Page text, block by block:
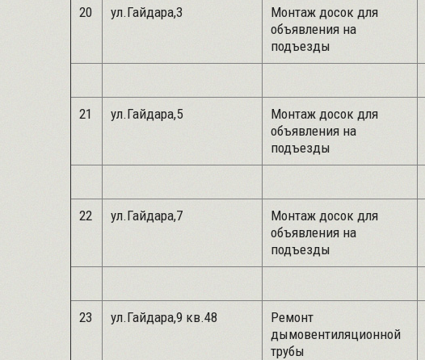
20 ул.Гайдара,3
Монтаж досок для
объявления на
подъезды
21 ул.Гайдара,5
Монтаж досок для
объявления на
подъезды
22 ул.Гайдара,7
Монтаж досок для
объявления на
подъезды
23 ул.Гайдара,9 кв.48
Ремонт
дымовентиляционной
трубы